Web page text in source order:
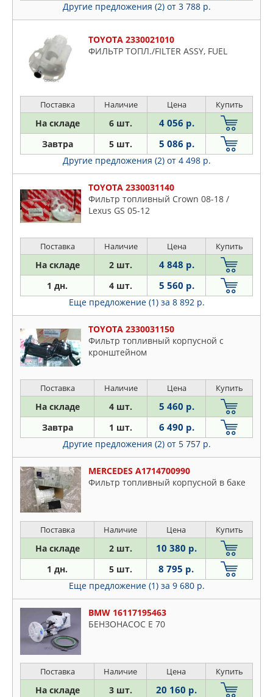
Другие предложения (2) от 3 788 р.
TOYOTA 2330021010
ФИЛЬТР ТОПЛ./FILTER ASSY, FUEL
Поставка Наличие Цена Купить
На складе 6 шт. 4 056 р.
Завтра 5 шт. 5 086 р.
Другие предложения (2) от 4 498 р.
TOYOTA 2330031140
Фильтр топливный Crown 08-18 /
Lexus GS 05-12
Поставка Наличие Цена Купить
На складе 2 шт. 4 848 р.
1 дн. 4 шт. 5 560 р.
Еще предложение (1) за 8 892 р.
TOYOTA 2330031150
Фильтр топливный корпусной с
кронштейном
Поставка Наличие Цена Купить
На складе 4 шт. 5 460 р.
Завтра 1 шт. 6 490 р.
Другие предложения (2) от 5 757 р.
MERCEDES A1714700990
Фильтр топливный корпусной в баке
Поставка Наличие Цена Купить
На складе 2 шт. 10 380 р.
1 дн. 5 шт. 8 795 р.
Еще предложение (1) за 9 680 р.
BMW 16117195463
БЕНЗОНАСОС Е 70
Поставка Наличие Цена Купить
На складе 3 шт. 20 160 р.